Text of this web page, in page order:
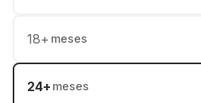
18+ meses
24+ meses